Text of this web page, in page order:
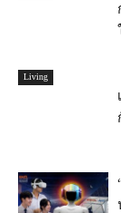
Living